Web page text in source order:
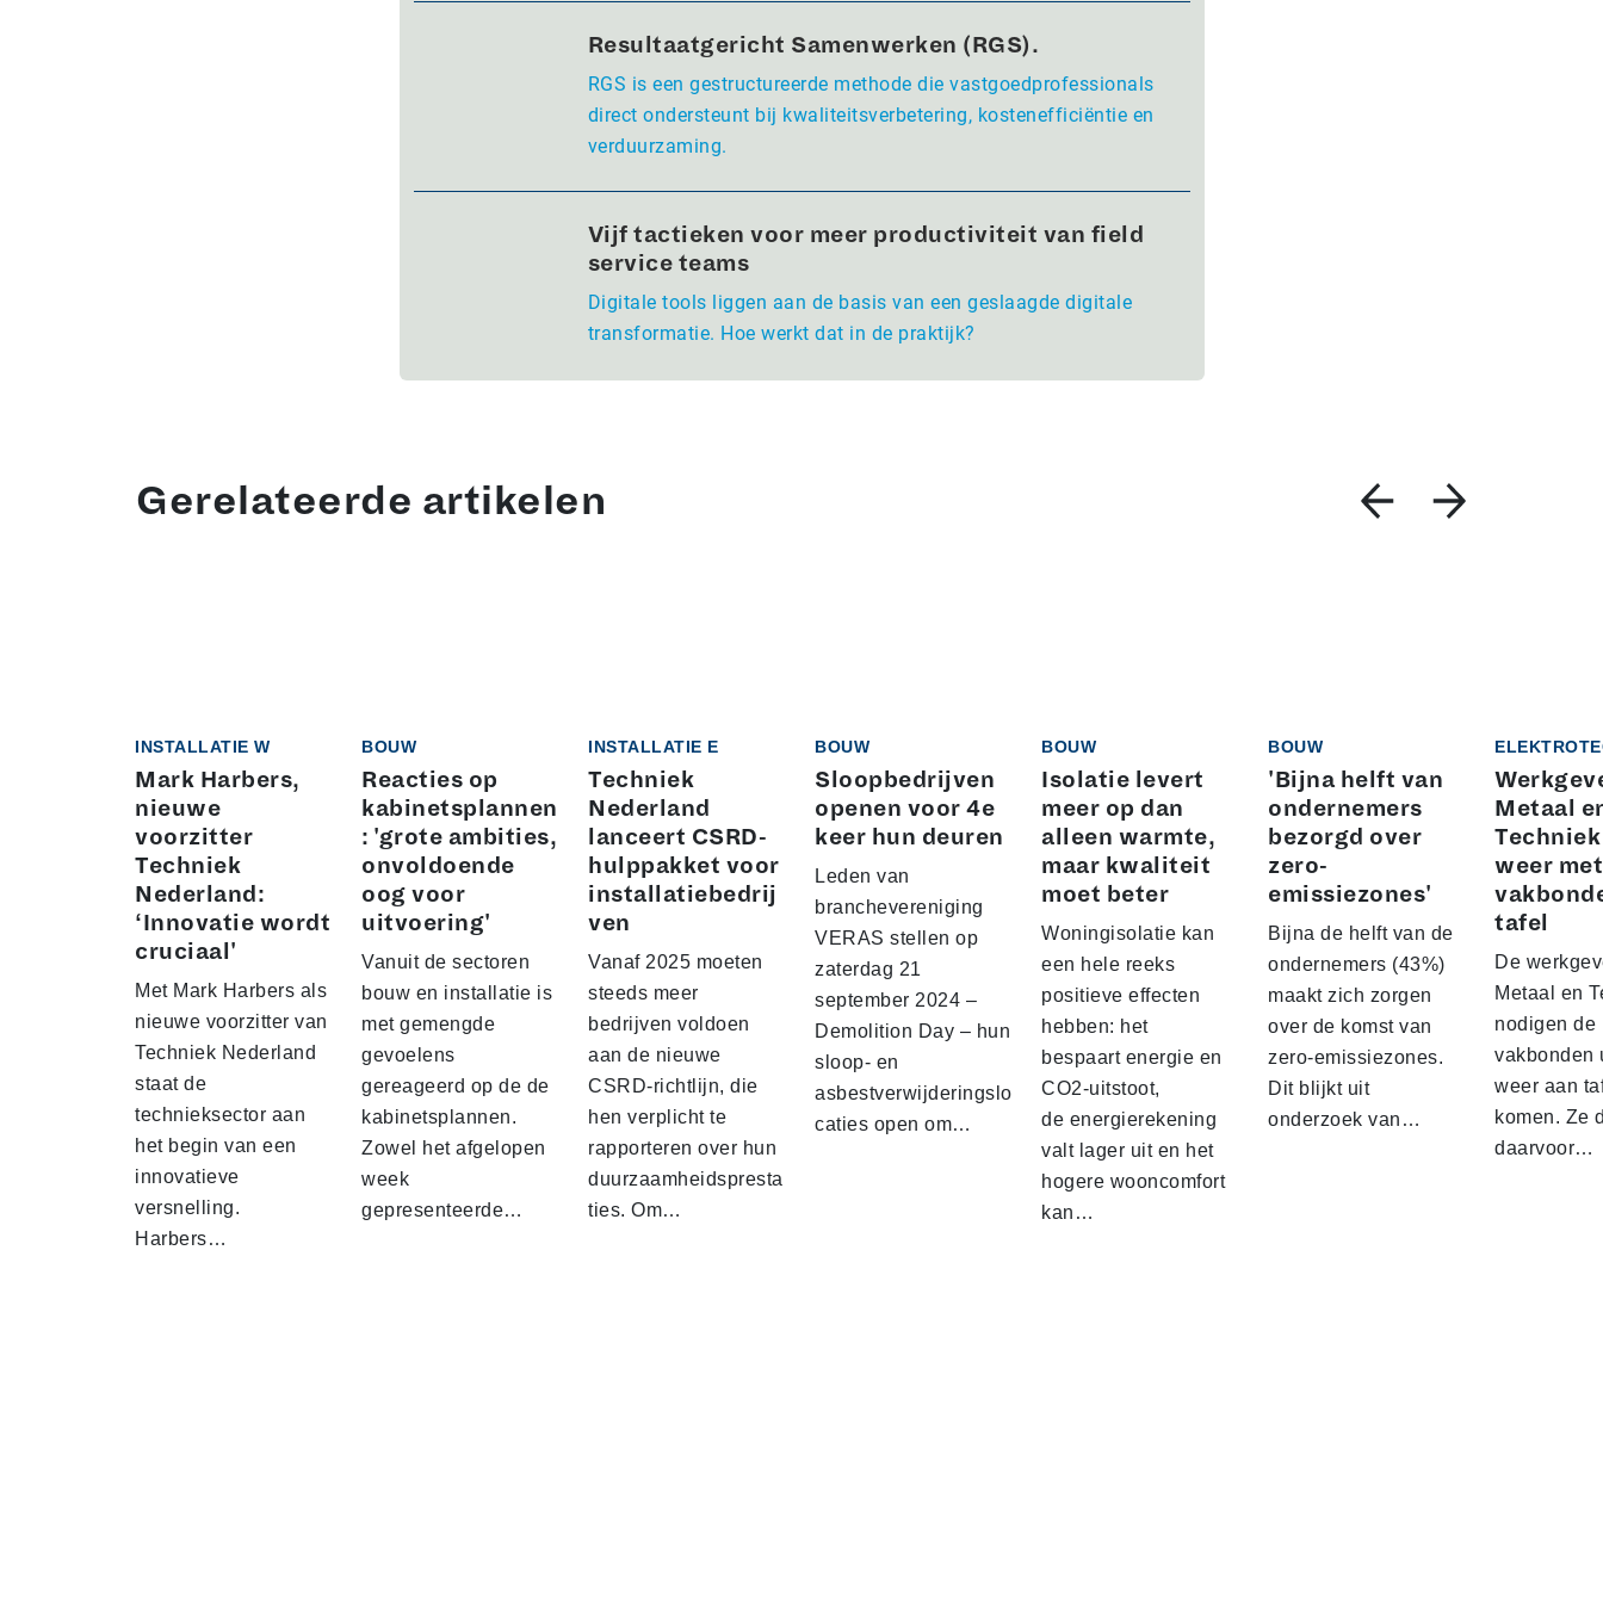
Resultaatgericht Samenwerken (RGS).
RGS is een gestructureerde methode die vastgoedprofessionals
direct ondersteunt bij kwaliteitsverbetering, kostenefficiëntie en
verduurzaming.
Vijf tactieken voor meer productiviteit van field
service teams
Digitale tools liggen aan de basis van een geslaagde digitale
transformatie. Hoe werkt dat in de praktijk?
Gerelateerde artikelen
INSTALLATIE W
Mark Harbers,
nieuwe
voorzitter
Techniek
Nederland:
‘Innovatie wordt
cruciaal'
Met Mark Harbers als
nieuwe voorzitter van
Techniek Nederland
staat de
technieksector aan
het begin van een
innovatieve
versnelling.
Harbers…
BOUW
Reacties op
kabinetsplannen
: 'grote ambities,
onvoldoende
oog voor
uitvoering'
Vanuit de sectoren
bouw en installatie is
met gemengde
gevoelens
gereageerd op de de
kabinetsplannen.
Zowel het afgelopen
week
gepresenteerde…
INSTALLATIE E
Techniek
Nederland
lanceert CSRD-
hulppakket voor
installatiebedrij
ven
Vanaf 2025 moeten
steeds meer
bedrijven voldoen
aan de nieuwe
CSRD-richtlijn, die
hen verplicht te
rapporteren over hun
duurzaamheidspresta
ties. Om…
BOUW
Sloopbedrijven
openen voor 4e
keer hun deuren
Leden van
branchevereniging
VERAS stellen op
zaterdag 21
september 2024 –
Demolition Day – hun
sloop- en
asbestverwijderingslo
caties open om…
BOUW
Isolatie levert
meer op dan
alleen warmte,
maar kwaliteit
moet beter
Woningisolatie kan
een hele reeks
positieve effecten
hebben: het
bespaart energie en
CO2-uitstoot,
de energierekening
valt lager uit en het
hogere wooncomfort
kan…
BOUW
'Bijna helft van
ondernemers
bezorgd over
zero-
emissiezones'
Bijna de helft van de
ondernemers (43%)
maakt zich zorgen
over de komst van
zero-emissiezones.
Dit blijkt uit
onderzoek van…
Metaal
weer met
tafel
De
Metaal en
nodigen de
vakbonden
weer aan
komen. Ze
daarvoor…